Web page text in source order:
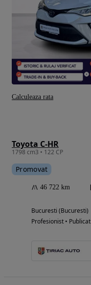
Toyota C-HR
1798 cm3 • 122 CP
Promovat
46 722 km
Bucuresti (Bucuresti)
Profesionist • Publicat
Calculeaza rata